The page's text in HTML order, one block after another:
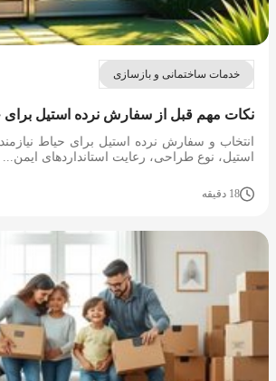
خدمات ساختمانی و بازسازی
نکات مهم قبل از سفارش نرده استیل برای
انتخاب و سفارش نرده استیل برای حیاط
استیل، نوع طراحی، رعایت استانداردهای ایمن...
18 دقیقه